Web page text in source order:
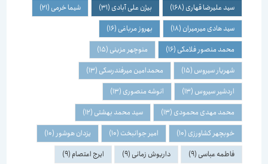
سید علیرضا قهاری(168) بیژن علی آبادی(31) شیما خرمی(21)
سید هادی میرمیران(18) بهروز مرباغی(16)
محمد منصور فلامکی(16) منوچهر مزینی(15)
شهریار سیروس(15) محمدامین میرفندرسکی(13)
اردشیر سیروس(13) انوشه منصوری(13)
محمد مهدی محمودی(13) سید محمد بهشتی(12)
خوبچهر کشاورزی(10) امیر جوانبخت(10) یزدان هوشور(10)
فاطمه عباسی(9) داریوش زمانی(9) ایرج اعتصام(9)